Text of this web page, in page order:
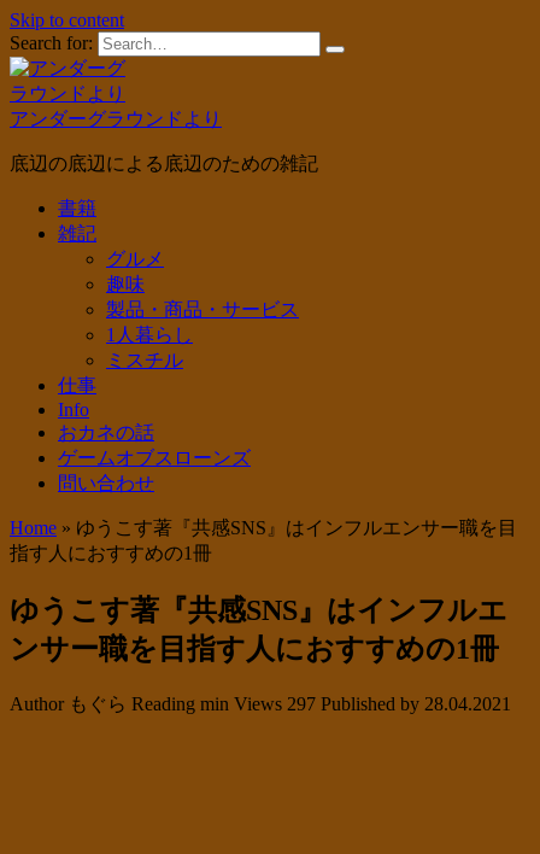
Skip to content
Search for:
アンダーグラウンドより
底辺の底辺による底辺のための雑記
書籍
雑記
グルメ
趣味
製品・商品・サービス
1人暮らし
ミスチル
仕事
Info
おカネの話
ゲームオブスローンズ
問い合わせ
Home » ゆうこす著『共感SNS』はインフルエンサー職を目
指す人におすすめの1冊
ゆうこす著『共感SNS』はインフルエ
ンサー職を目指す人におすすめの1冊
Authorもぐら Reading min Views 297 Published by 28.04.2021